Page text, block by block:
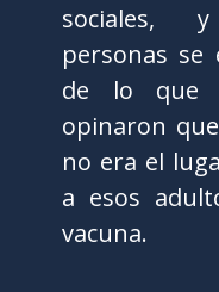
sociales,
personas se
de lo que
opinaron
no era el
a esos
vacuna.